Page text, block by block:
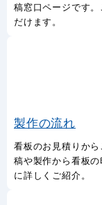
稿窓口ページです
だけます。
製作の流れ
看板のお見積りか
稿や製作から看板
に詳しくご紹介。